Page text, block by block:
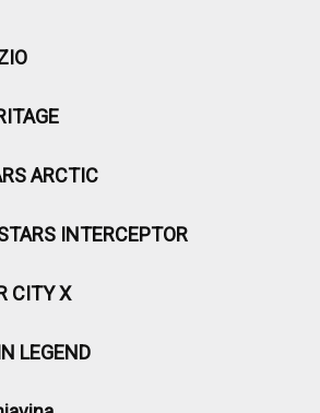
ARCTIC
INTERCEPTOR
CITY X
LEGEND